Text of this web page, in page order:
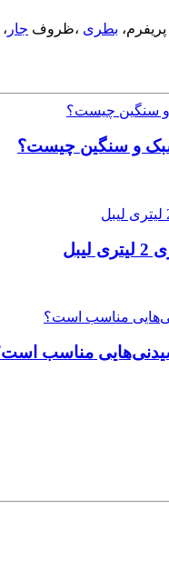
پریفرم، بطری ،ظروف جار ،
و سنگین چیست؟